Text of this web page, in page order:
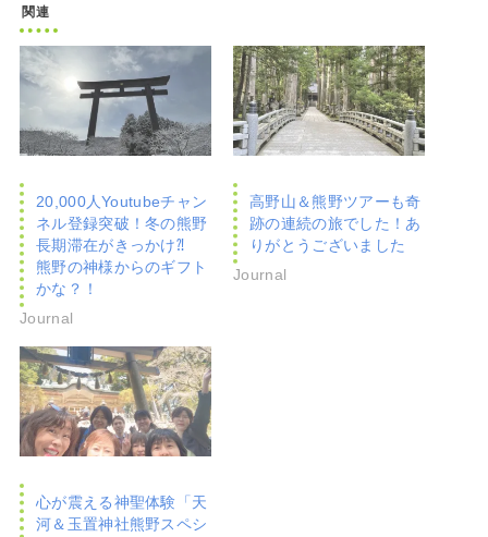
関連
20,000人Youtubeチャン
ネル登録突破！冬の熊野
長期滞在がきっかけ⁈
熊野の神様からのギフト
かな？！
Journal
高野山＆熊野ツアーも奇
跡の連続の旅でした！あ
りがとうございました
Journal
心が震える神聖体験「天
河＆玉置神社熊野スペシ